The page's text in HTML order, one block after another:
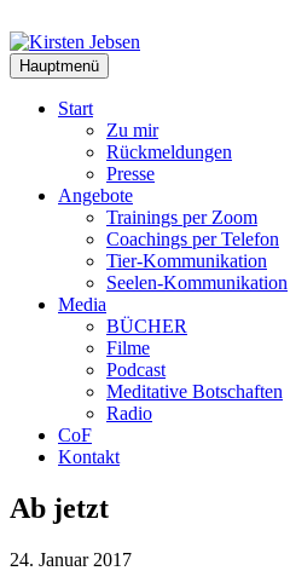
Inhalt
springen
Hauptmenü
Start
Zu mir
Rückmeldungen
Presse
Angebote
Trainings per Zoom
Coachings per Telefon
Tier-Kommunikation
Seelen-Kommunikation
Media
BÜCHER
Filme
Podcast
Meditative Botschaften
Radio
CoF
Kontakt
Ab jetzt
24. Januar 2017